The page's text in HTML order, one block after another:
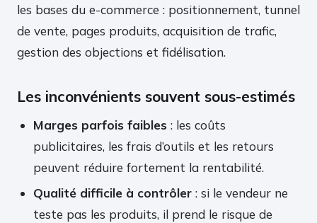
les bases du e-commerce : positionnement, tunnel
de vente, pages produits, acquisition de trafic,
gestion des objections et fidélisation.
Les inconvénients souvent sous-estimés
Marges parfois faibles : les coûts
publicitaires, les frais d’outils et les retours
peuvent réduire fortement la rentabilité.
Qualité difficile à contrôler : si le vendeur ne
teste pas les produits, il prend le risque de